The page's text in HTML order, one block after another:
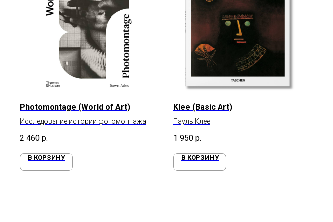
Photomontage (World of Art)
Исследование истории фотомонтажа
2 460 р.
В КОРЗИНУ
Klee (Basic Art)
Пауль Клее
1 950 р.
В КОРЗИНУ